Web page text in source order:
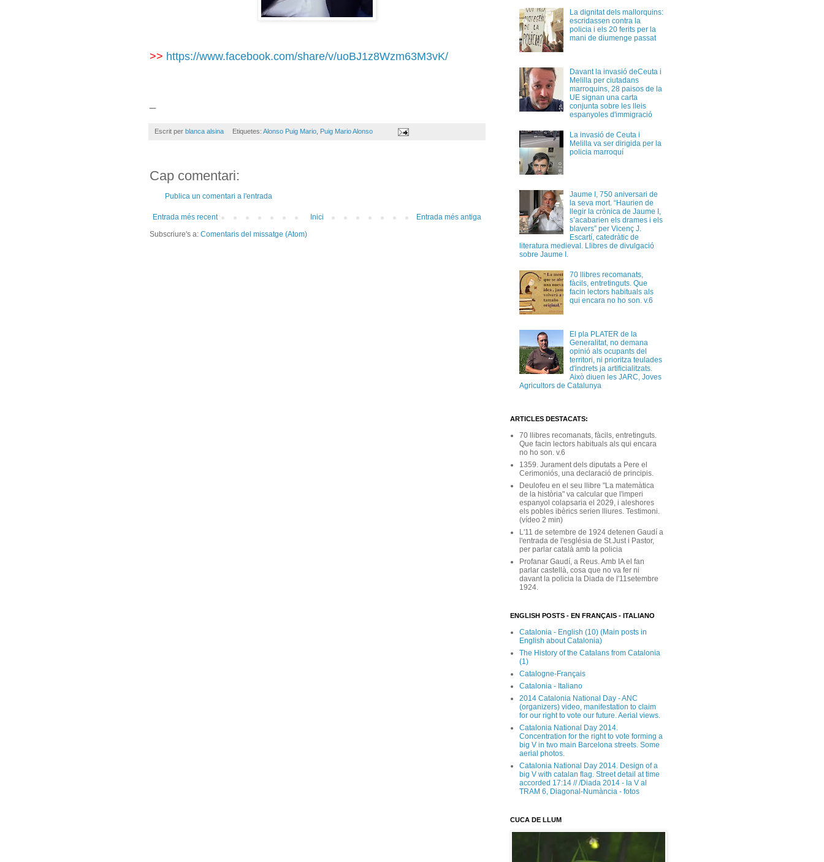
>> https://www.facebook.com/share/v/uoBJ1z8Wzm63M3vK/
Escrit per blanca alsina Etiquetes: Alonso Puig Mario, Puig Mario Alonso
Cap comentari:
Publica un comentari a l'entrada
Entrada més recent Entrada més antiga
Inici
Subscriure's a: Comentaris del missatge (Atom)
La dignitat dels mallorquins:
escridassen contra la
policia i els 20 ferits per la
mani de diumenge passat
Davant la invasió deCeuta i
Melilla per ciutadans
marroquins, 28 paisos de la
UE signan una carta
conjunta sobre les lleis
espanyoles d'immigració
La invasió de Ceuta i
Melilla va ser dirigida per la
policia marroquí
Jaume I, 750 aniversari de
la seva mort. “Haurien de
llegir la crònica de Jaume I,
s’acabarien els drames i els
blavers” per Vicenç J.
Escartí, catedràtic de
literatura medieval. Llibres de divulgació
sobre Jaume I.
70 llibres recomanats,
fàcils, entretinguts. Que
facin lectors habituals als
qui encara no ho son. v.6
El pla PLATER de la
Generalitat, no demana
opinió als ocupants del
territori, ni prioritza teulades
d'indrets ja artificialitzats.
Això diuen les JARC, Joves
Agricultors de Catalunya
ARTICLES DESTACATS:
70 llibres recomanats, fàcils, entretinguts.
Que facin lectors habituals als qui encara
no ho son. v.6
1359. Jurament dels diputats a Pere el
Cerimoniós, una declaració de principis.
Deulofeu en el seu llibre "La matemàtica
de la història" va calcular que l'imperi
espanyol colapsaria el 2029, i aleshores
els pobles ibèrics serien lliures. Testimoni.
(vídeo 2 min)
L'11 de setembre de 1924 detenen Gaudí a
l'entrada de l'església de St.Just i Pastor,
per parlar català amb la policia
Profanar Gaudí, a Reus. Amb IA el fan
parlar castellà, cosa que no va fer ni
davant la policia la Diada de l'11setembre
1924.
ENGLISH POSTS - EN FRANÇAIS - ITALIANO
Catalonia - English (10) (Main posts in
English about Catalonia)
The History of the Catalans from Catalonia
(1)
Catalogne-Français
Catalonia - Italiano
2014 Catalonia National Day - ANC
(organizers) video, manifestation to claim
for our right to vote our future. Aerial views.
Catalonia National Day 2014.
Concentration for the right to vote forming a
big V in two main Barcelona streets. Some
aerial photos.
Catalonia National Day 2014. Design of a
big V with catalan flag. Street detail at time
accorded 17:14 // /Diada 2014 - la V al
TRAM 6, Diagonal-Numància - fotos
CUCA DE LLUM